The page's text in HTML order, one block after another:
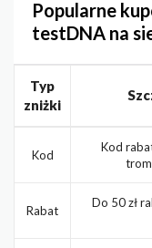
Popularne
testDNA na
Typ
zniżki
Kod
Kod
Rabat
Do 50 zł